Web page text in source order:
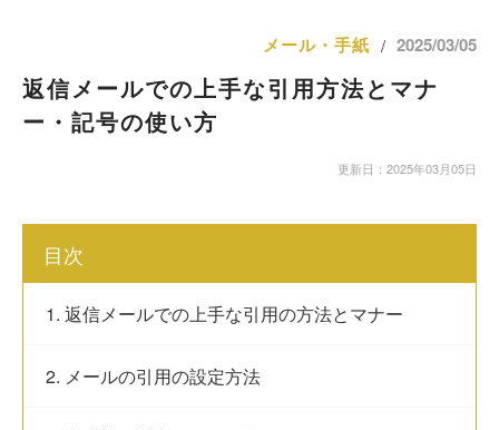
メール・手紙 / 2025/03/05
返信メールでの上手な引用方法とマナ
ー・記号の使い方
更新日：2025年03月05日
目次
1. 返信メールでの上手な引用の方法とマナー
2. メールの引用の設定方法